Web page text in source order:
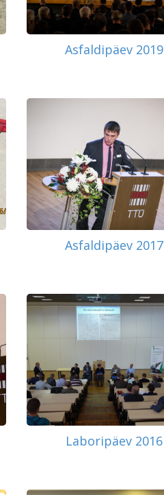
Asfaldipäev 2019
Asfaldipäev 2017
Laboripäev 2016